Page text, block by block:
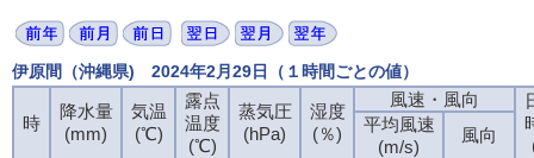
伊原間（沖縄県) 2024年2月29日（１時間ごとの値）
時
降水量
(mm)
気温
(℃)
露点
温度
(℃)
蒸気圧
(hPa)
湿度
(％)
風速・風向
平均風速
(m/s)
風向